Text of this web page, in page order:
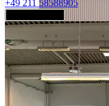
+49 211 58588905